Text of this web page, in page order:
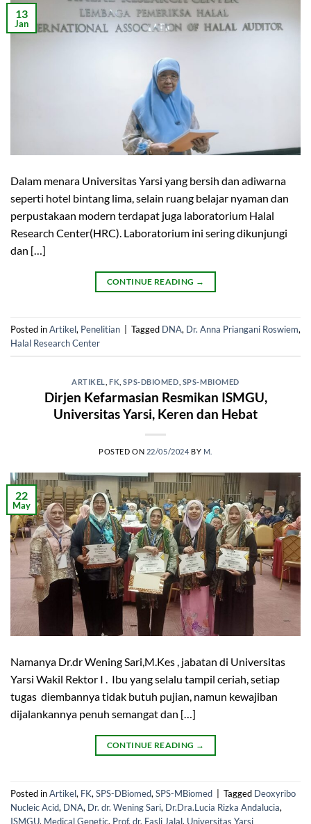
13
Jan
Dalam menara Universitas Yarsi yang bersih dan adiwarna
seperti hotel bintang lima, selain ruang belajar nyaman dan
perpustakaan modern terdapat juga laboratorium Halal
Research Center(HRC). Laboratorium ini sering dikunjungi
dan […]
CONTINUE READING →
Posted inArtikel, Penelitian Tagged DNA, Dr. Anna Priangani Roswiem,
Halal Research Center
ARTIKEL ,FK ,SPS-DBIOMED SPS-MBIOMED
Dirjen Kefarmasian Resmikan ISMGU,
Universitas Yarsi, Keren dan Hebat
POSTED ON 22/05/2024 BY M.
22
May
Namanya Dr.dr Wening Sari,M.Kes , jabatan di Universitas
Yarsi Wakil Rektor I . Ibu yang selalu tampil ceriah, setiap
tugas diembannya tidak butuh pujian, namun kewajiban
dijalankannya penuh semangat dan […]
CONTINUE READING →
Posted inArtikel, FK, SPS-DBiomed, SPS-MBiomed Tagged Deoxyribo
Nucleic Acid, DNA, Dr. dr. Wening Sari, Dr.Dra.Lucia Rizka Andalucia,
ISMGU, Medical Genetic, Prof. dr. Fasli Jalal, Universitas Yarsi